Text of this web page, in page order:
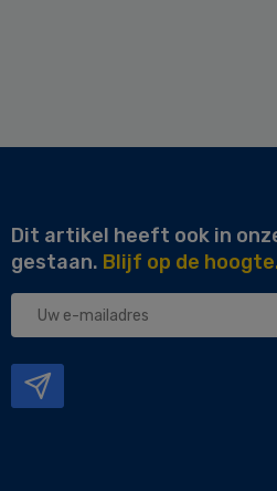
Dit artikel heeft ook in
gestaan. Blijf op de
Uw